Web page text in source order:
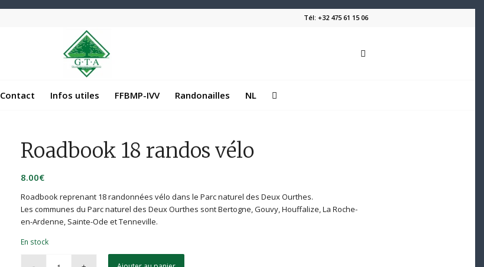
Tél: +32 475 61 15 06
Contact Infos utiles FFBMP-IVV Randonailles NL
Roadbook 18 randos vélo
8.00€
Roadbook reprenant 18 randonnées vélo dans le Parc naturel des Deux Ourthes.
Les communes du Parc naturel des Deux Ourthes sont Bertogne, Gouvy, Houffalize, La Roche-
en-Ardenne, Sainte-Ode et Tenneville.
En stock